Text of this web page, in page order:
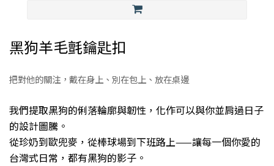
黑狗羊毛氈鑰匙扣
把對他的關注，戴在身上、別在包上、放在桌邊
我們提取黑狗的俐落輪廓與韌性，化作可以與你並肩過日子
的設計圖騰。
從珍奶到歐兜麥，從棒球場到下班路上——讓每一個你愛的
台灣式日常，都有黑狗的影子。